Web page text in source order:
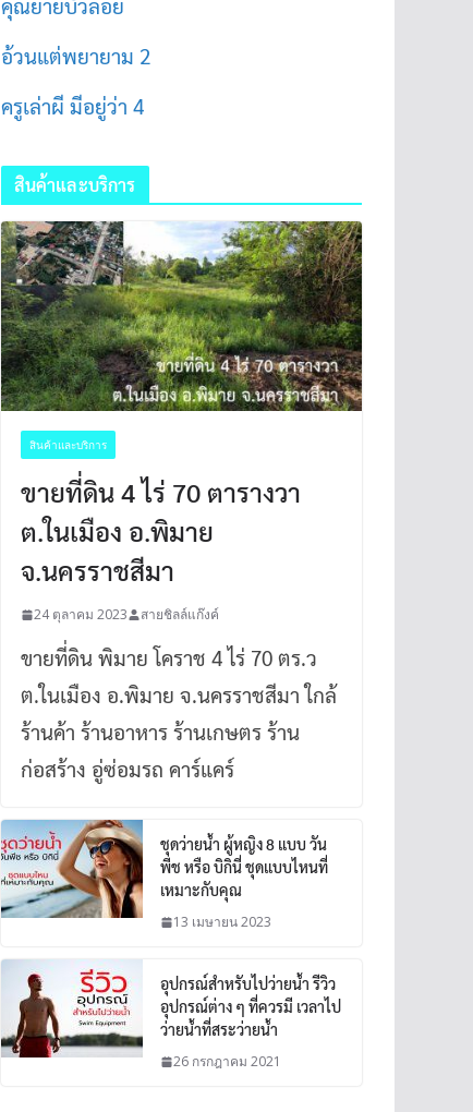
คุณยายบัวลอย
อ้วนแต่พยายาม 2
ครูเล่าผี มีอยู่ว่า 4
สินค้าและบริการ
สินค้าและบริการ
ขายที่ดิน 4 ไร่ 70 ตารางวา
ต.ในเมือง อ.พิมาย
จ.นครราชสีมา
24 ตุลาคม 2023 สายชิลล์แก๊งค์
ขายที่ดิน พิมาย โคราช 4 ไร่ 70 ตร.ว
ต.ในเมือง อ.พิมาย จ.นครราชสีมา ใกล้
ร้านค้า ร้านอาหาร ร้านเกษตร ร้าน
ก่อสร้าง อู่ซ่อมรถ คาร์แคร์
ชุดว่ายน้ำ ผู้หญิง 8 แบบ วัน
พีช หรือ บิกินี่ ชุดแบบไหนที่
เหมาะกับคุณ
13 เมษายน 2023
อุปกรณ์สำหรับไปว่ายน้ำ รีวิว
อุปกรณ์ต่าง ๆ ที่ควรมี เวลาไป
ว่ายน้ำที่สระว่ายน้ำ
26 กรกฎาคม 2021